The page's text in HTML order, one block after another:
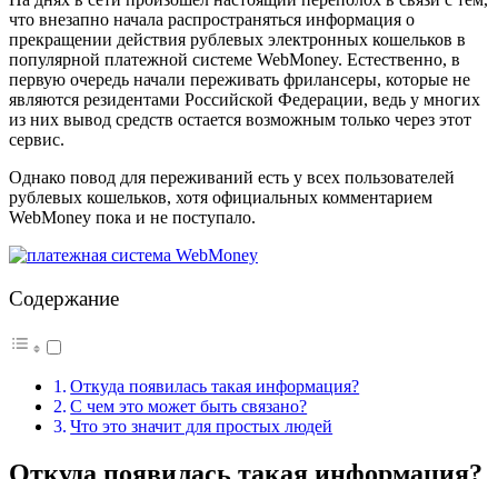
что внезапно начала распространяться информация о
прекращении действия рублевых электронных кошельков в
популярной платежной системе WebMoney. Естественно, в
первую очередь начали переживать фрилансеры, которые не
являются резидентами Российской Федерации, ведь у многих
из них вывод средств остается возможным только через этот
сервис.
Однако повод для переживаний есть у всех пользователей
рублевых кошельков, хотя официальных комментарием
WebMoney пока и не поступало.
Содержание
Откуда появилась такая информация?
С чем это может быть связано?
Что это значит для простых людей